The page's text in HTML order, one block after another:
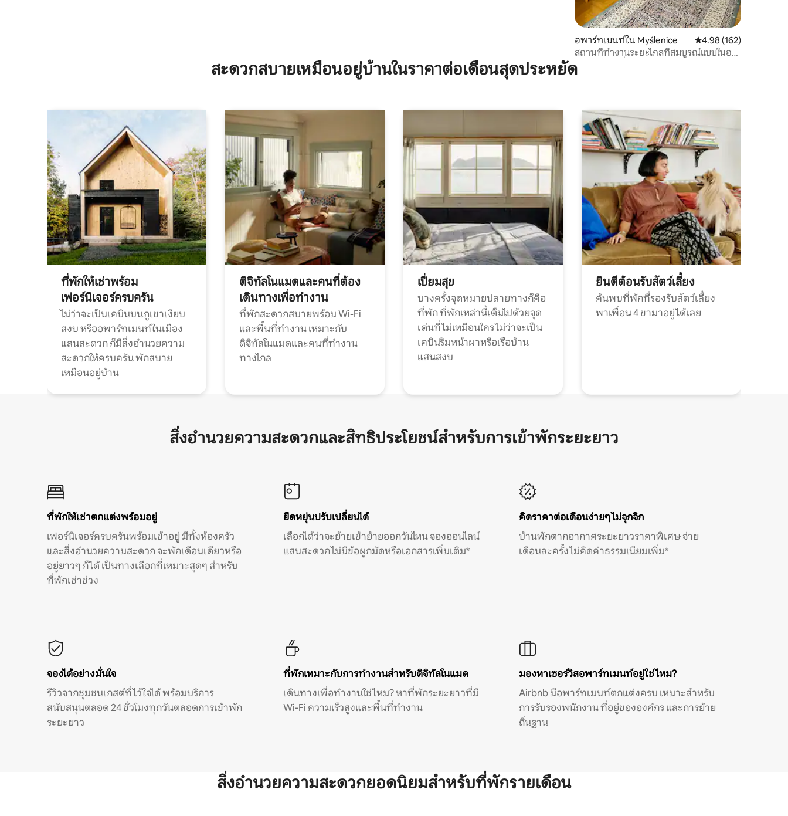
อพาร์ทเมนท์ใน Myślenice คะแนนเฉลี่ย 4.98 จาก
4.98 (162)
สถานที่ทำงานระยะไกลที่สมบูรณ์แบบในอ
พาร์ทเมนท์ที่มีแสงแดดสาดส่อง
สะดวกสบายเหมือนอยู่บ้านในราคาต่อเดือนสุดประหยัด
ที่พักให้เช่าพร้อม
เฟอร์นิเจอร์ครบครัน
ไม่ว่าจะเป็นเคบินบนภูเขาเงียบ
สงบ หรืออพาร์ทเมนท์ในเมือง
แสนสะดวก ก็มีสิ่งอำนวยความ
สะดวกให้ครบครัน พักสบาย
เหมือนอยู่บ้าน
ดิจิทัลโนแมดและคนที่ต้อง
เดินทางเพื่อทำงาน
ที่พักสะดวกสบายพร้อม Wi-Fi
และพื้นที่ทำงาน เหมาะกับ
ดิจิทัลโนแมดและคนที่ทำงาน
ทางไกล
เปี่ยมสุข
บางครั้งจุดหมายปลายทางก็คือ
ที่พัก ที่พักเหล่านี้เต็มไปด้วยจุด
เด่นที่ไม่เหมือนใคร ไม่ว่าจะเป็น
เคบินริมหน้าผาหรือเรือบ้าน
แสนสงบ
ยินดีต้อนรับสัตว์เลี้ยง
ค้นพบที่พักที่รองรับสัตว์เลี้ยง
พาเพื่อน 4 ขามาอยู่ได้เลย
สิ่งอำนวยความสะดวกและสิทธิประโยชน์สำหรับการเข้าพักระยะยาว
ที่พักให้เช่าตกแต่งพร้อมอยู่
เฟอร์นิเจอร์ครบครันพร้อมเข้าอยู่ มีทั้งห้องครัว
และสิ่งอำนวยความสะดวก จะพักเดือนเดียวหรือ
อยู่ยาวๆ ก็ได้ เป็นทางเลือกที่เหมาะสุดๆ สำหรับ
ที่พักเช่าช่วง
ยืดหยุ่นปรับเปลี่ยนได้
เลือกได้ว่าจะย้ายเข้าย้ายออกวันไหน จองออนไลน์
แสนสะดวก ไม่มีข้อผูกมัดหรือเอกสารเพิ่มเติม*
คิดราคาต่อเดือนง่ายๆ ไม่จุกจิก
บ้านพักตากอากาศระยะยาวราคาพิเศษ จ่าย
เดือนละครั้ง ไม่คิดค่าธรรมเนียมเพิ่ม*
จองได้อย่างมั่นใจ
รีวิวจากชุมชนเกสต์ที่ไว้ใจได้ พร้อมบริการ
สนับสนุนตลอด 24 ชั่วโมงทุกวันตลอดการเข้าพัก
ระยะยาว
ที่พักเหมาะกับการทำงานสำหรับดิจิทัลโนแมด
เดินทางเพื่อทำงานใช่ไหม? หาที่พักระยะยาวที่มี
Wi-Fi ความเร็วสูงและพื้นที่ทำงาน
มองหาเซอร์วิสอพาร์ทเมนท์อยู่ใช่ไหม?
Airbnb มีอพาร์ทเมนท์ตกแต่งครบ เหมาะสำหรับ
การรับรองพนักงาน ที่อยู่ขององค์กร และการย้าย
ถิ่นฐาน
สิ่งอำนวยความสะดวกยอดนิยมสำหรับที่พักรายเดือน